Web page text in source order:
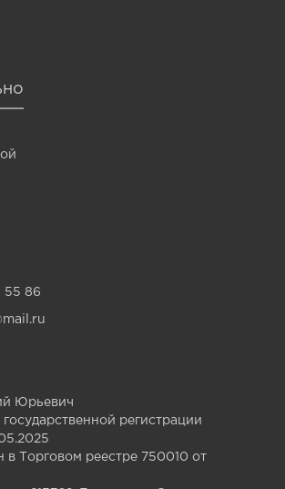
55 86
Юрьевич
регистрации
в Торговом реестре 750010 от